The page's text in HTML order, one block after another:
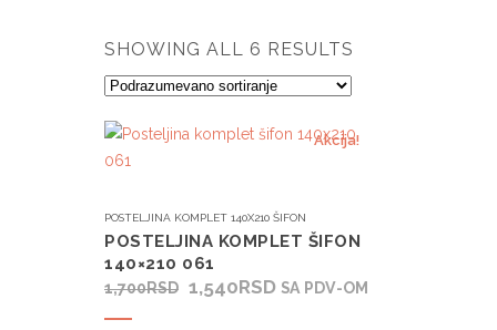
SHOWING ALL 6 RESULTS
Akcija!
POSTELJINA KOMPLET 140X210 ŠIFON
POSTELJINA KOMPLET ŠIFON
140×210 061
1,700RSD ORIGINALNA
1,540RSDTRENUTNA
SA PDV-OM
Dodaj u korpu